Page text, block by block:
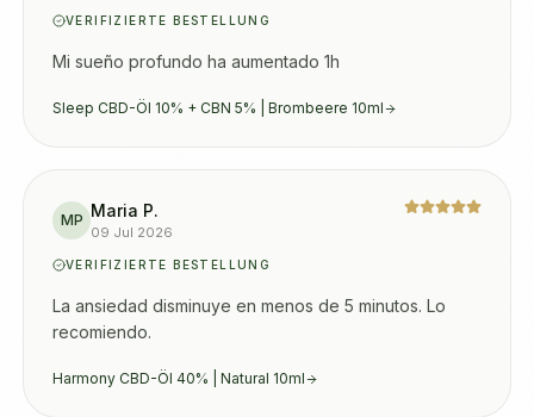
VERIFIZIERTE BESTELLUNG
Mi sueño profundo ha aumentado 1h
Sleep CBD-Öl 10% + CBN 5% | Brombeere 10ml
MP Maria P.
09 Jul 2026
VERIFIZIERTE BESTELLUNG
La ansiedad disminuye en menos de 5 minutos. Lo
recomiendo.
Harmony CBD-Öl 40% | Natural 10ml